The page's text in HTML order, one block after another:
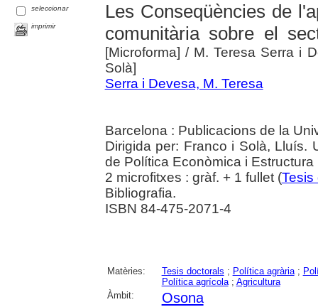
seleccionar
imprimir
Les Conseqüències de
comunitària sobre el
[Microforma] / M. Teresa Serra i
Solà]
Serra i Devesa, M. Teresa
Barcelona : Publicacions de la
Dirigida per: Franco i Solà, Lluís.
de Política Econòmica i
2 microfitxes : gràf. + 1 fullet (Tesis
Bibliografia.
ISBN 84-475-2071-4
Matèries: Tesis doctorals ; Política agrària;
Política agrícola; Agricultura
Àmbit:
Osona